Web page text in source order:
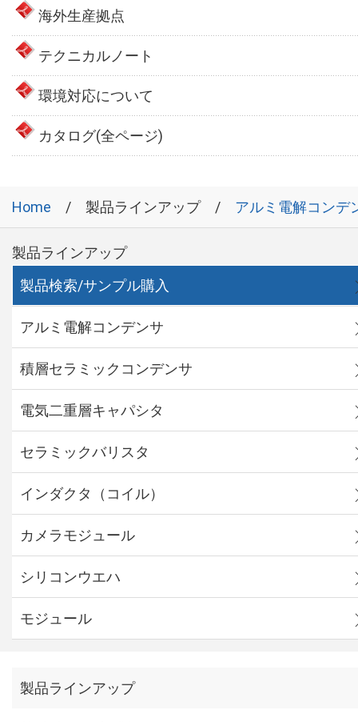
海外生産拠点
テクニカルノート
環境対応について
カタログ(全ページ)
Home 製品ラインアップ アルミ電解コンデ
製品ラインアップ
製品検索/サンプル購入
アルミ電解コンデンサ
積層セラミックコンデンサ
電気二重層キャパシタ
セラミックバリスタ
インダクタ（コイル）
カメラモジュール
シリコンウエハ
モジュール
製品ラインアップ